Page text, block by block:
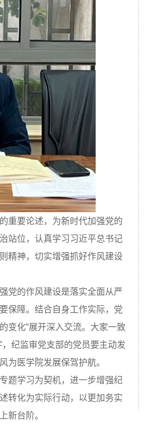
重要论述，为新时代加强党的
站位，认真学习习近平总书记
精神，切实增强抓好作风建设
党的作风建设是落实全面从严
保障。结合自身工作实际，党
变化”展开深入交流。大家一致
，纪监审党支部的党员要主动发
为医学院发展保驾护航。
题学习为契机，进一步增强纪
转化为实际行动，以更加务实
新台阶。